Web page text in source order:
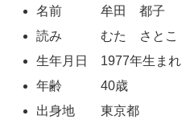
名前 牟田 都子
読み むた さとこ
生年月日 1977年生まれ
年齢 40歳
出身地 東京都